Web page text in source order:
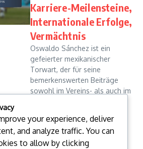
Karriere-Meilensteine,
Internationale Erfolge,
Vermächtnis
Oswaldo Sánchez ist ein
gefeierter mexikanischer
Torwart, der für seine
bemerkenswerten Beiträge
sowohl im Vereins- als auch im
Teilnahmen an der FIFA...
Alejandro Cruz 16/02/2026
your experience, deliver
and analyze traffic. You can
to allow by clicking